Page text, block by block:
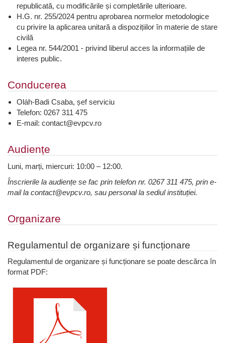
republicată, cu modificările și completările ulterioare.
H.G. nr. 255/2024 pentru aprobarea normelor metodologice
cu privire la aplicarea unitară a dispozițiilor în materie de stare
civilă
Legea nr. 544/2001 - privind liberul acces la informațiile de
interes public.
Conducerea
Oláh-Badi Csaba, șef serviciu
Telefon: 0267 311 475
E-mail: contact@evpcv.ro
Audiențe
Luni, marți, miercuri: 10:00 – 12:00.
Înscrierile la audiențe se fac prin telefon nr. 0267 311 475, prin e-
mail la contact@evpcv.ro, sau personal la sediul instituției.
Organizare
Regulamentul de organizare și funcționare
Regulamentul de organizare și funcționare se poate descărca în
format PDF: